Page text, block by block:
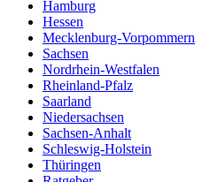
Hamburg
Hessen
Mecklenburg-Vorpommern
Sachsen
Nordrhein-Westfalen
Rheinland-Pfalz
Saarland
Niedersachsen
Sachsen-Anhalt
Schleswig-Holstein
Thüringen